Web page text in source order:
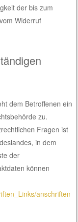
der bis zum
Widerruf
dem Betroffenen ein
zu.
Fragen ist
in dem
der
können
anschriften